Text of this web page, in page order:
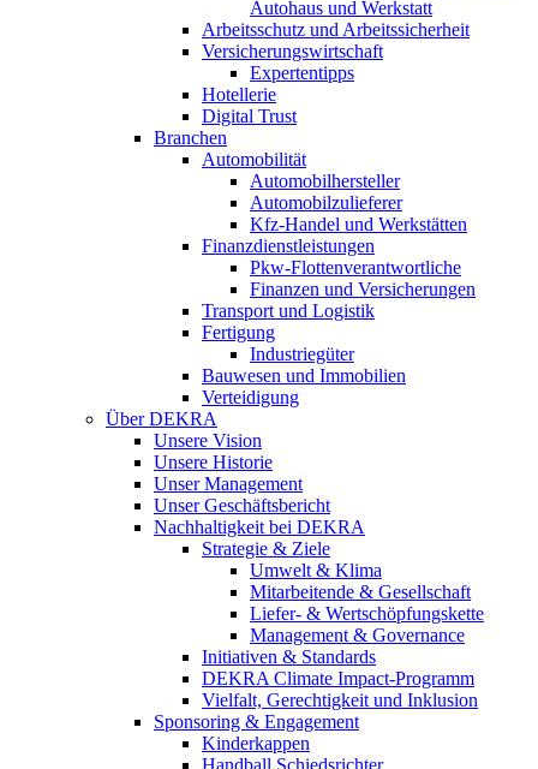
Autohaus und Werkstatt
Arbeitsschutz und Arbeitssicherheit
Versicherungswirtschaft
Expertentipps
Hotellerie
Digital Trust
Branchen
Automobilität
Automobilhersteller
Automobilzulieferer
Kfz-Handel und Werkstätten
Finanzdienstleistungen
Pkw‑Flottenverantwortliche
Finanzen und Versicherungen
Transport und Logistik
Fertigung
Industriegüter
Bauwesen und Immobilien
Verteidigung
Über DEKRA
Unsere Vision
Unsere Historie
Unser Management
Unser Geschäftsbericht
Nachhaltigkeit bei DEKRA
Strategie & Ziele
Umwelt & Klima
Mitarbeitende & Gesellschaft
Liefer- & Wertschöpfungskette
Management & Governance
Initiativen & Standards
DEKRA Climate Impact-Programm
Vielfalt, Gerechtigkeit und Inklusion​
Sponsoring & Engagement
Kinderkappen
Handball Schiedsrichter